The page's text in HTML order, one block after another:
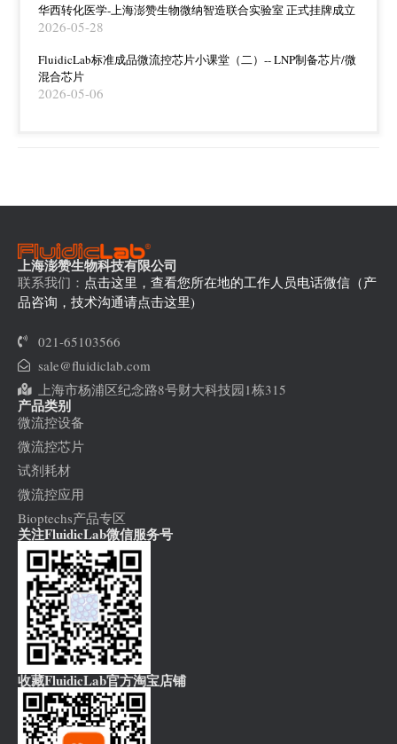
华西转化医学-上海澎赞生物微纳智造联合实验室 正式挂牌成立
2026-05-28
FluidicLab标准成品微流控芯片小课堂（二）-- LNP制备芯片/微
混合芯片
2026-05-06
上海澎赞生物科技有限公司
联系我们： 点击这里，查看您所在地的工作人员电话微信（产
品咨询，技术沟通请点击这里)
021-65103566
sale@fluidiclab.com
上海市杨浦区纪念路8号财大科技园1栋315
产品类别
微流控设备
微流控芯片
试剂耗材
微流控应用
Bioptechs产品专区
关注FluidicLab微信服务号
收藏FluidicLab官方淘宝店铺